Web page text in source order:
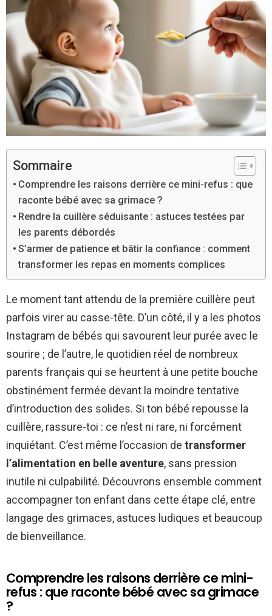
Sommaire
Comprendre les raisons derrière ce mini-refus : que
raconte bébé avec sa grimace ?
Rendre la cuillère séduisante : astuces testées par
les parents débordés
S’armer de patience et bâtir la confiance : comment
transformer les repas en moments complices
Le moment tant attendu de la première cuillère peut
parfois virer au casse-tête. D’un côté, il y a les photos
Instagram de bébés qui savourent leur purée avec le
sourire ; de l’autre, le quotidien réel de nombreux
parents français qui se heurtent à une petite bouche
obstinément fermée devant la moindre tentative
d’introduction des solides. Si ton bébé repousse la
cuillère, rassure-toi : ce n’est ni rare, ni forcément
inquiétant. C’est même l’occasion de transformer
l’alimentation en belle aventure, sans pression
inutile ni culpabilité. Découvrons ensemble comment
accompagner ton enfant dans cette étape clé, entre
langage des grimaces, astuces ludiques et beaucoup
de bienveillance.
Comprendre les raisons derrière ce mini-
refus : que raconte bébé avec sa grimace
?